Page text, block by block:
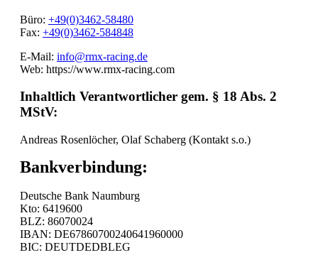
Büro: +49(0)3462-58480
Fax: +49(0)3462-584848
E-Mail: info@rmx-racing.de
Web: https://www.rmx-racing.com
Inhaltlich Verantwortlicher gem. § 18 Abs. 2
MStV:
Andreas Rosenlöcher, Olaf Schaberg (Kontakt s.o.)
Bankverbindung:
Deutsche Bank Naumburg
Kto: 6419600
BLZ: 86070024
IBAN: DE67860700240641960000
BIC: DEUTDEDBLEG